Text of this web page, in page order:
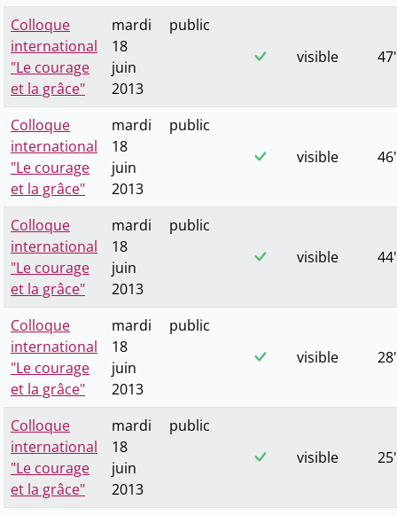
Colloque
international
"Le courage
et la grâce"
mardi
18
juin
2013
public
visible
Colloque
international
"Le courage
et la grâce"
mardi
18
juin
2013
public
visible
Colloque
international
"Le courage
et la grâce"
mardi
18
juin
2013
public
visible
Colloque
international
"Le courage
et la grâce"
mardi
18
juin
2013
public
visible
Colloque
international
"Le courage
et la grâce"
mardi
18
juin
2013
public
visible